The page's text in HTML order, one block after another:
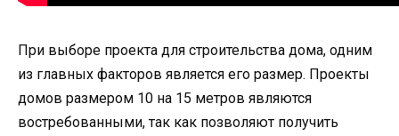
При выборе проекта для строительства дома, одним
из главных факторов является его размер. Проекты
домов размером 10 на 15 метров являются
востребованными, так как позволяют получить